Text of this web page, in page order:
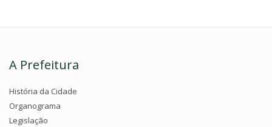
A Prefeitura
História da Cidade
Organograma
Legislação